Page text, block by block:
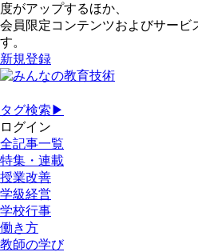
度がアップするほか、
会員限定コンテンツおよびサービ
す。
新規登録
タグ検索▶
ログイン
全記事一覧
特集・連載
授業改善
学級経営
学校行事
働き方
教師の学び